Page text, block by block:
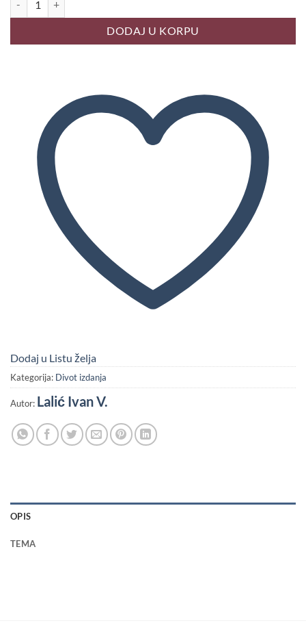
DODAJ U KORPU
Dodaj u Listu želja
Kategorija: Divot izdanja
Autor: Lalić Ivan V.
OPIS
TEMA